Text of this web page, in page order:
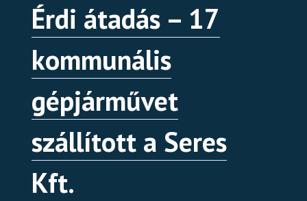
Érdi átadás – 17
kommunális
gépjárművet
szállított a Seres
Kft.